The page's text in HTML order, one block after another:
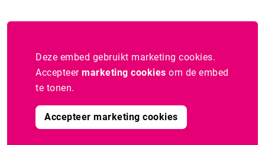
Deze embed gebruikt marketing cookies.
Accepteer marketing cookies om de embed
te tonen.
Accepteer marketing cookies